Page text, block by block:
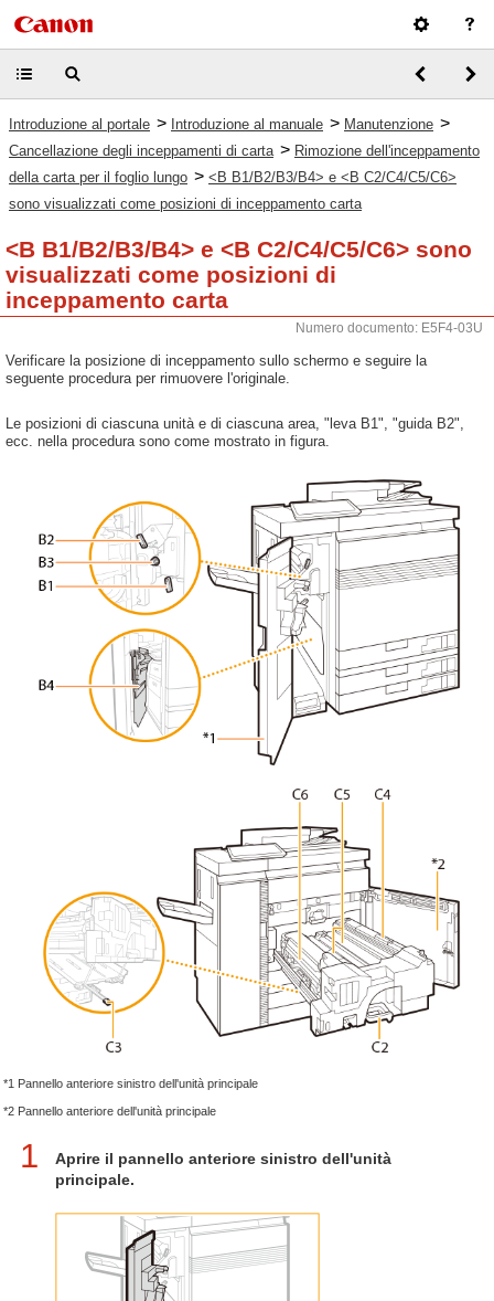
Introduzione al portale > Introduzione al manuale > Manutenzione >
Cancellazione degli inceppamenti di carta > Rimozione dell'inceppamento
della carta per il foglio lungo > <B B1/B2/B3/B4> e <B C2/C4/C5/C6>
sono visualizzati come posizioni di inceppamento carta
<B B1/B2/B3/B4> e <B C2/C4/C5/C6> sono
visualizzati come posizioni di
inceppamento carta
Numero documento: E5F4-03U
Verificare la posizione di inceppamento sullo schermo e seguire la
seguente procedura per rimuovere l'originale.
Le posizioni di ciascuna unità e di ciascuna area, "leva B1", "guida B2",
ecc. nella procedura sono come mostrato in figura.
*1 Pannello anteriore sinistro dell'unità principale
*2 Pannello anteriore dell'unità principale
1
Aprire il pannello anteriore sinistro dell'unità
principale.